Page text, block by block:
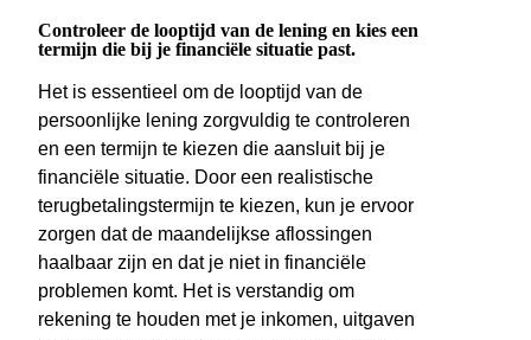
Controleer de looptijd van de lening en kies een
termijn die bij je financiële situatie past.
Het is essentieel om de looptijd van de
persoonlijke lening zorgvuldig te controleren
en een termijn te kiezen die aansluit bij je
financiële situatie. Door een realistische
terugbetalingstermijn te kiezen, kun je ervoor
zorgen dat de maandelijkse aflossingen
haalbaar zijn en dat je niet in financiële
problemen komt. Het is verstandig om
rekening te houden met je inkomen, uitgaven